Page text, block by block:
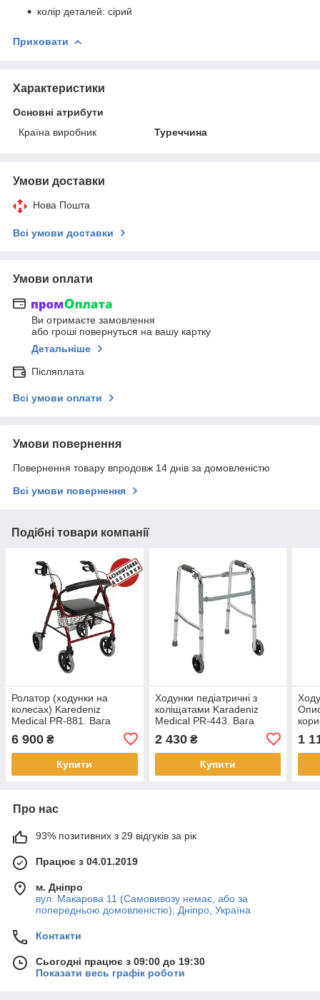
колір деталей: сірий
Приховати
Характеристики
Основні атрибути
Країна виробник
Туреччина
Умови доставки
Нова Пошта
Всі умови доставки
Умови оплати
Ви отримаєте замовлення
або гроші повернуться на вашу картку
Детальніше
Післяплата
Всі умови оплати
Умови повернення
Повернення товару впродовж 14 днів за домовленістю
Всі умови повернення
Подібні товари компанії
Ролатор (ходунки на
колесах) Karedeniz
Medical PR-881. Вага
користувача (max): 120 кг
6 900 ₴
Купити
Ходунки педіатричні з
коліщатами Karadeniz
Medical PR-443. Вага
2 430₴
Купити
1
Про нас
93% позитивних з 29 відгуків за рік
Працює з 04.01.2019
м. Дніпро
вул. Макарова 11 (Самовивозу немає, або за
попередньою домовленістю), Дніпро, Україна
Контакти
Сьогодні працює з 09:00 до 19:30
Показати весь графік роботи